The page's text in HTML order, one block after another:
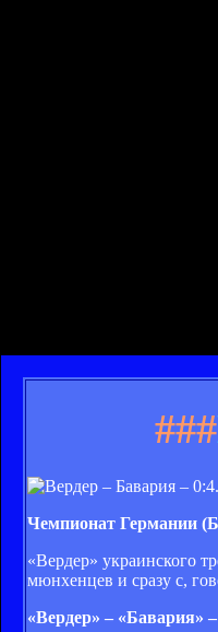
###
Чемпионат Германии
«Вердер» украинского
мюнхенцев и сразу с,
«Вердер» – «Бавария»